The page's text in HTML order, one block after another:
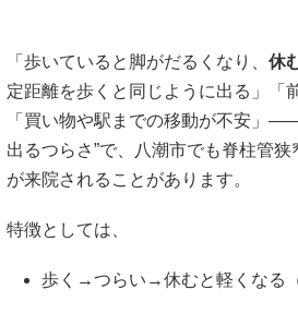
「歩いていると脚がだるくなり、 休
定距離を歩くと同じように出る」「
「買い物や駅までの移動が不安」
出るつらさ”で、八潮市でも脊柱管
が来院されることがあります。
特徴としては、
歩く→つらい→休むと軽くなる